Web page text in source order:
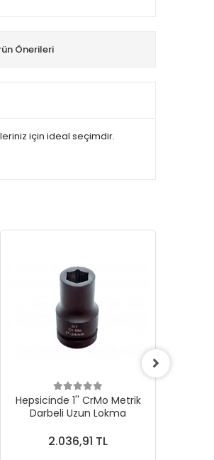
Önerileri
için ideal seçimdir.
Hepsicinde 1'' CrMo Metrik
Darbeli Uzun Lokma
2.036,91 TL